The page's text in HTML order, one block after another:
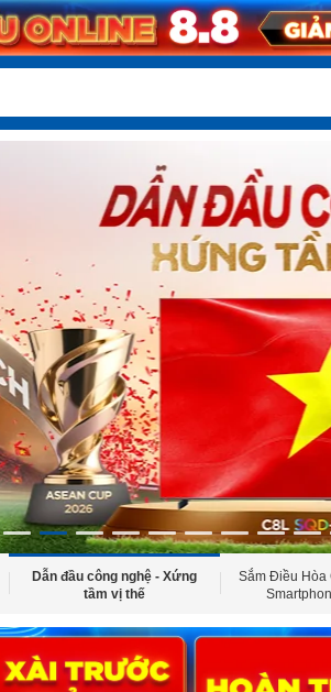
Dẫn đầu công nghệ - Xứng
tầm vị thế
Sắm Điều Hòa